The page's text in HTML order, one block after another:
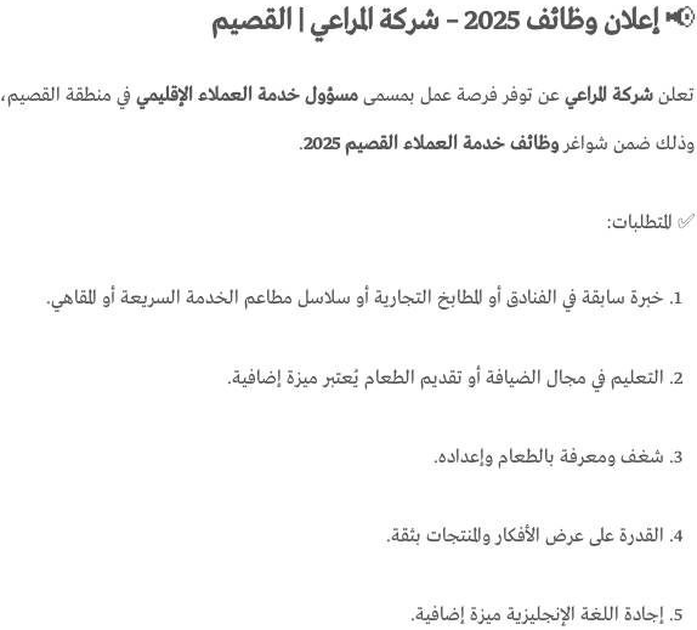
📢إعلان وظائف 2025 – شركة المراعي | القصيم
تعلن شركة المراعيعن توفر فرصة عمل بمسمى مسؤول خدمة العملاء الإقليميفي منطقة القصيم،
وذلك ضمن شواغروظائف خدمة العملاء القصيم 2025 .
✅ المتطلبات:
خبرة سابقة في الفنادق أو المطابخ التجارية أو سلاسل مطاعم الخدمة السريعة أو المقاهي.
التعليم في مجال الضيافة أو تقديم الطعام يُعتبر ميزة إضافية.
شغف ومعرفة بالطعام وإعداده.
القدرة على عرض الأفكار والمنتجات بثقة.
إجادة اللغة الإنجليزية ميزة إضافية.